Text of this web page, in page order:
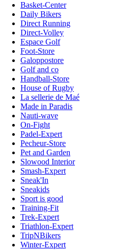
Basket-Center
Daily Bikers
Direct Running
Direct-Volley
Espace Golf
Foot-Store
Galoppostore
Golf and co
Handball-Store
House of Rugby
La sellerie de Maé
Made in Paradis
Nauti-wave
On-Fight
Padel-Expert
Pecheur-Store
Pet and Garden
Slowood Interior
Smash-Expert
Sneak'In
Sneakids
Sport is good
Training-Fit
Trek-Expert
Triathlon-Expert
TripNBikers
Winter-Expert